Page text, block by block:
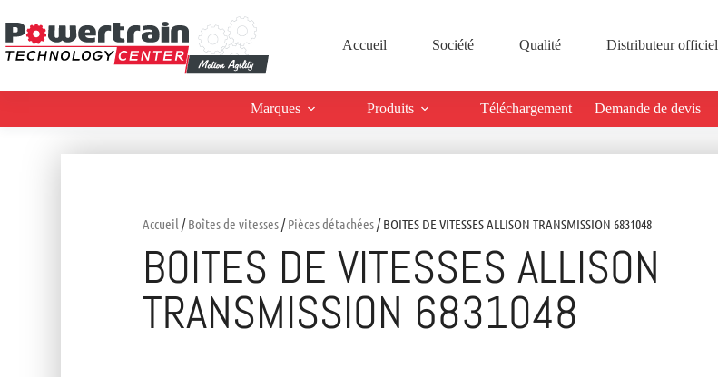
Accueil Société Qualité Distributeur officiel
Marques Produits Téléchargement Demande de devis
Accueil /Boîtes de vitesses/Pièces détachées/ BOITES DE VITESSES ALLISON TRANSMISSION 6831048
BOITES DE VITESSES ALLISON
TRANSMISSION 6831048